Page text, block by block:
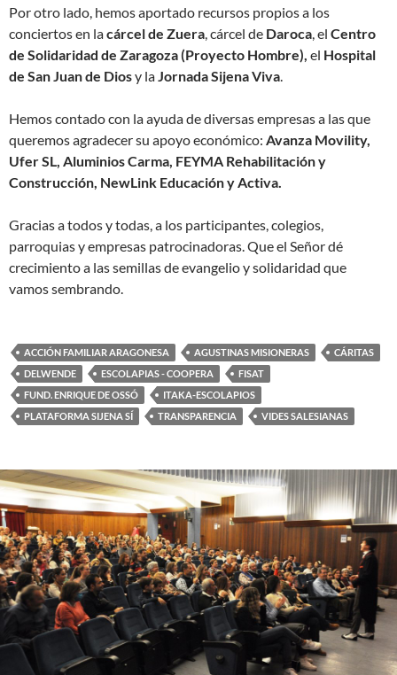
Por otro lado, hemos aportado recursos propios a los
conciertos en lacárcel de Zuera, cárcel de Daroca, el Centro
de Solidaridad de Zaragoza (Proyecto Hombre), el Hospital
de San Juan de Diosy laJornada Sijena Viva.
Hemos contado con la ayuda de diversas empresas a las que
queremos agradecer su apoyo económico: Avanza Movility,
Ufer SL, Aluminios Carma, FEYMA Rehabilitación y
Construcción, NewLink Educación y Activa.
Gracias a todos y todas, a los participantes, colegios,
parroquias y empresas patrocinadoras. Que el Señor dé
crecimiento a las semillas de evangelio y solidaridad que
vamos sembrando.
ACCIÓN FAMILIAR ARAGONESA AGUSTINAS MISIONERAS
CÁRITAS
DELWENDE
ESCOLAPIAS - COOPERA
FISAT
FUND. ENRIQUE DE OSSÓ
ITAKA-ESCOLAPIOS
PLATAFORMA SIJENA SÍ
TRANSPARENCIA VIDES SALESIANAS